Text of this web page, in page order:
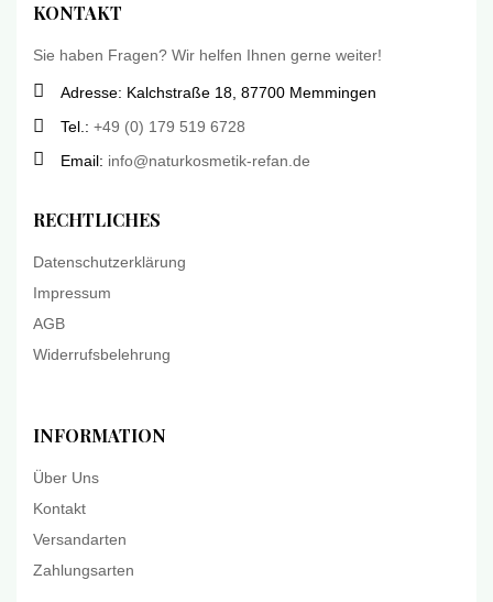
KONTAKT
Sie haben Fragen? Wir helfen Ihnen gerne weiter!
Adresse: Kalchstraße 18, 87700 Memmingen
Tel.: +49 (0) 179 519 6728
Email: info@naturkosmetik-refan.de
RECHTLICHES
Datenschutzerklärung
Impressum
AGB
Widerrufsbelehrung
INFORMATION
Über Uns
Kontakt
Versandarten
Zahlungsarten